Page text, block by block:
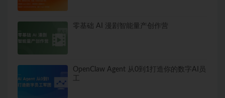
零基础 AI 漫剧智能量产创作营
OpenClaw Agent 从0到1打造你的数字AI员
工